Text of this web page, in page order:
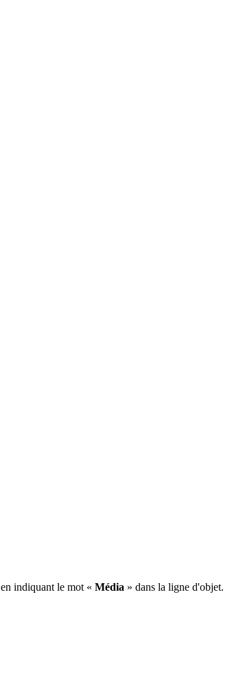
en indiquant le mot « Média » dans la ligne d'objet.